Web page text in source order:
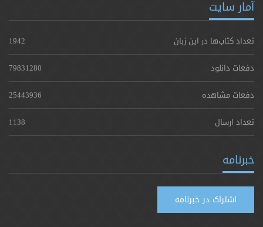
آمار سایت
تعداد کتاب‌ها در این زبان
1942
دفعات دانلود
79831280
دفعات مشاهده
25443936
تعداد ارسال
1138
خبرنامه
اشتراک در خبرنامه